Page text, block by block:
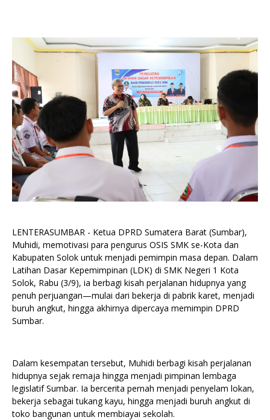
LENTERASUMBAR - Ketua DPRD Sumatera Barat (Sumbar),
Muhidi, memotivasi para pengurus OSIS SMK se-Kota dan
Kabupaten Solok untuk menjadi pemimpin masa depan. Dalam
Latihan Dasar Kepemimpinan (LDK) di SMK Negeri 1 Kota
Solok, Rabu (3/9), ia berbagi kisah perjalanan hidupnya yang
penuh perjuangan—mulai dari bekerja di pabrik karet, menjadi
buruh angkut, hingga akhirnya dipercaya memimpin DPRD
Sumbar.
Dalam kesempatan tersebut, Muhidi berbagi kisah perjalanan
hidupnya sejak remaja hingga menjadi pimpinan lembaga
legislatif Sumbar. Ia bercerita pernah menjadi penyelam lokan,
bekerja sebagai tukang kayu, hingga menjadi buruh angkut di
toko bangunan untuk membiayai sekolah.